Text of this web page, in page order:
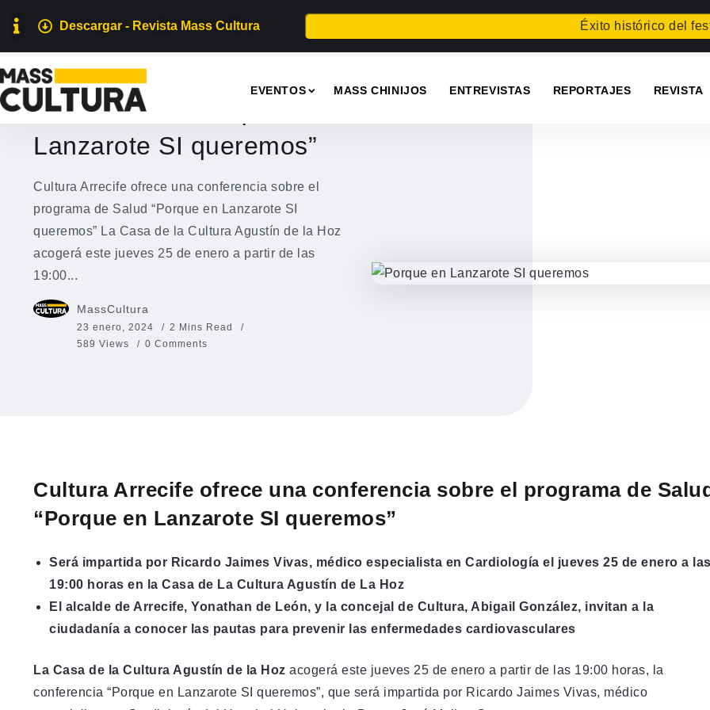
Descargar - Revista Mass Cultura Éxito histórico del festival
EVENTOS MASS CHINIJOS ENTREVISTAS REPORTAJES REVISTA
EVENTOS
Conferencia “Porque en
Lanzarote SI queremos”
Cultura Arrecife ofrece una conferencia sobre el
programa de Salud “Porque en Lanzarote SI
queremos” La Casa de la Cultura Agustín de la Hoz
acogerá este jueves 25 de enero a partir de las
19:00...
MassCultura
23 enero, 2024
2 Mins Read
589 Views
0 Comments
Cultura Arrecife ofrece una conferencia sobre el programa de
“Porque en Lanzarote SI queremos”
Será impartida por Ricardo Jaimes Vivas, médico especialista en Cardiología el jueves 25 de enero a
19:00 horas en la Casa de La Cultura Agustín de La Hoz
El alcalde de Arrecife, Yonathan de León, y la concejal de Cultura, Abigail González, invitan a la
ciudadanía a conocer las pautas para prevenir las enfermedades cardiovasculares
La Casa de la Cultura Agustín de la Hoz acogerá este jueves 25 de enero a partir de las 19:00 horas, la
conferencia “Porque en Lanzarote SI queremos”, que será impartida por Ricardo Jaimes Vivas, médico